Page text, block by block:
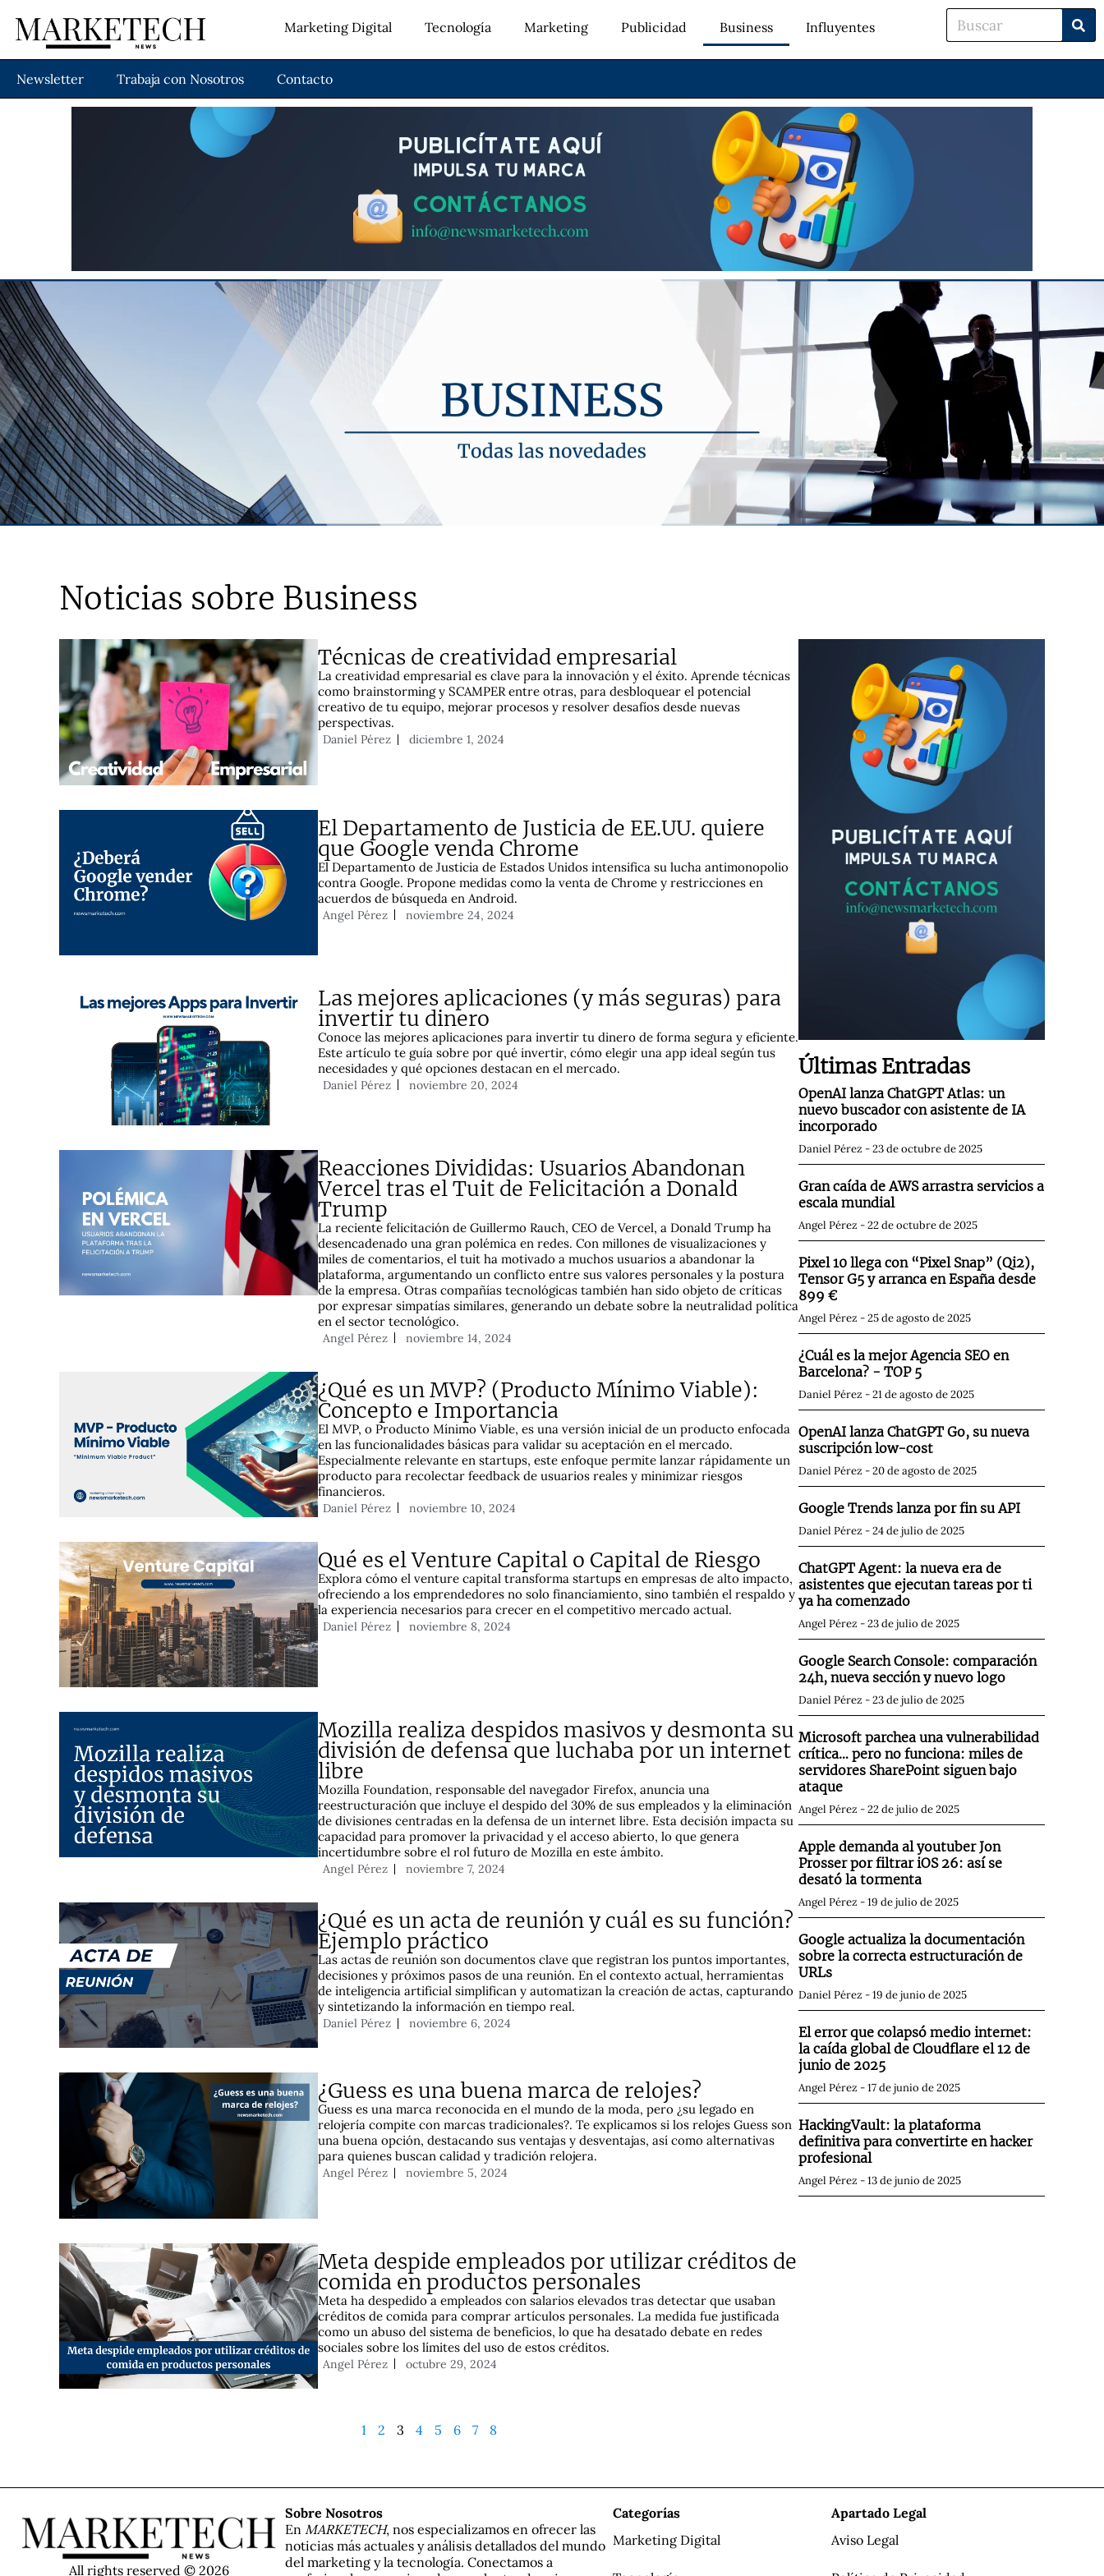
Marketing Digital Tecnología Marketing Publicidad Business Influyentes
Newsletter Trabaja con Nosotros Contacto
Noticias sobre Business
Técnicas de creatividad empresarial
La creatividad empresarial es clave para la innovación y el éxito. Aprende técnicas
como brainstorming y SCAMPER entre otras, para desbloquear el potencial
creativo de tu equipo, mejorar procesos y resolver desafíos desde nuevas
perspectivas.
Daniel Pérez diciembre 1, 2024
El Departamento de Justicia de EE.UU. quiere
que Google venda Chrome
El Departamento de Justicia de Estados Unidos intensifica su lucha antimonopolio
contra Google. Propone medidas como la venta de Chrome y restricciones en
acuerdos de búsqueda en Android.
Angel Pérez noviembre 24, 2024
Las mejores aplicaciones (y más seguras) para
invertir tu dinero
Conoce las mejores aplicaciones para invertir tu dinero de forma segura y eficiente.
Este artículo te guía sobre por qué invertir, cómo elegir una app ideal según tus
necesidades y qué opciones destacan en el mercado.
Daniel Pérez noviembre 20, 2024
Reacciones Divididas: Usuarios Abandonan
Vercel tras el Tuit de Felicitación a Donald
Trump
La reciente felicitación de Guillermo Rauch, CEO de Vercel, a Donald Trump ha
desencadenado una gran polémica en redes. Con millones de visualizaciones y
miles de comentarios, el tuit ha motivado a muchos usuarios a abandonar la
plataforma, argumentando un conflicto entre sus valores personales y la postura
de la empresa. Otras compañías tecnológicas también han sido objeto de críticas
por expresar simpatías similares, generando un debate sobre la neutralidad política
en el sector tecnológico.
Angel Pérez noviembre 14, 2024
¿Qué es un MVP? (Producto Mínimo Viable):
Concepto e Importancia
El MVP, o Producto Mínimo Viable, es una versión inicial de un producto enfocada
en las funcionalidades básicas para validar su aceptación en el mercado.
Especialmente relevante en startups, este enfoque permite lanzar rápidamente un
producto para recolectar feedback de usuarios reales y minimizar riesgos
financieros.
Daniel Pérez noviembre 10, 2024
Qué es el Venture Capital o Capital de Riesgo
Explora cómo el venture capital transforma startups en empresas de alto impacto,
ofreciendo a los emprendedores no solo financiamiento, sino también el respaldo y
la experiencia necesarios para crecer en el competitivo mercado actual.
Daniel Pérez noviembre 8, 2024
Mozilla realiza despidos masivos y desmonta su
división de defensa que luchaba por un internet
libre
Mozilla Foundation, responsable del navegador Firefox, anuncia una
reestructuración que incluye el despido del 30% de sus empleados y la eliminación
de divisiones centradas en la defensa de un internet libre. Esta decisión impacta su
capacidad para promover la privacidad y el acceso abierto, lo que genera
incertidumbre sobre el rol futuro de Mozilla en este ámbito.
Angel Pérez noviembre 7, 2024
¿Qué es un acta de reunión y cuál es su función?
Ejemplo práctico
Las actas de reunión son documentos clave que registran los puntos importantes,
decisiones y próximos pasos de una reunión. En el contexto actual, herramientas
de inteligencia artificial simplifican y automatizan la creación de actas, capturando
y sintetizando la información en tiempo real.
Daniel Pérez noviembre 6, 2024
¿Guess es una buena marca de relojes?
Guess es una marca reconocida en el mundo de la moda, pero ¿su legado en
relojería compite con marcas tradicionales?. Te explicamos si los relojes Guess son
una buena opción, destacando sus ventajas y desventajas, así como alternativas
para quienes buscan calidad y tradición relojera.
Angel Pérez noviembre 5, 2024
Meta despide empleados por utilizar créditos de
comida en productos personales
Meta ha despedido a empleados con salarios elevados tras detectar que usaban
créditos de comida para comprar artículos personales. La medida fue justificada
como un abuso del sistema de beneficios, lo que ha desatado debate en redes
sociales sobre los límites del uso de estos créditos.
Angel Pérez octubre 29, 2024
1 2 3 4 5 6 7 8
Últimas Entradas
OpenAI lanza ChatGPT Atlas: un
nuevo buscador con asistente de IA
incorporado
Daniel Pérez 23 de octubre de 2025
Gran caída de AWS arrastra servicios a
escala mundial
Angel Pérez 22 de octubre de 2025
Pixel 10 llega con “Pixel Snap” (Qi2),
Tensor G5 y arranca en España desde
899 €
Angel Pérez 25 de agosto de 2025
¿Cuál es la mejor Agencia SEO en
Barcelona? - TOP 5
Daniel Pérez 21 de agosto de 2025
OpenAI lanza ChatGPT Go, su nueva
suscripción low-cost
Daniel Pérez 20 de agosto de 2025
Google Trends lanza por fin su API
Daniel Pérez 24 de julio de 2025
ChatGPT Agent: la nueva era de
asistentes que ejecutan tareas por ti
ya ha comenzado
Angel Pérez 23 de julio de 2025
Google Search Console: comparación
24h, nueva sección y nuevo logo
Daniel Pérez 23 de julio de 2025
Microsoft parchea una vulnerabilidad
crítica… pero no funciona: miles de
servidores SharePoint siguen bajo
ataque
Angel Pérez 22 de julio de 2025
Apple demanda al youtuber Jon
Prosser por filtrar iOS 26: así se
desató la tormenta
Angel Pérez 19 de julio de 2025
Google actualiza la documentación
sobre la correcta estructuración de
URLs
Daniel Pérez 19 de junio de 2025
El error que colapsó medio internet:
la caída global de Cloudflare el 12 de
junio de 2025
Angel Pérez 17 de junio de 2025
HackingVault: la plataforma
definitiva para convertirte en hacker
profesional
Angel Pérez 13 de junio de 2025
All rights reserved © 2026
Sobre Nosotros
En MARKETECH, nos especializamos en ofrecer las
noticias más actuales y análisis detallados del mundo
del marketing y la tecnología. Conectamos a
Categorías
Marketing Digital
Apartado Legal
Aviso Legal